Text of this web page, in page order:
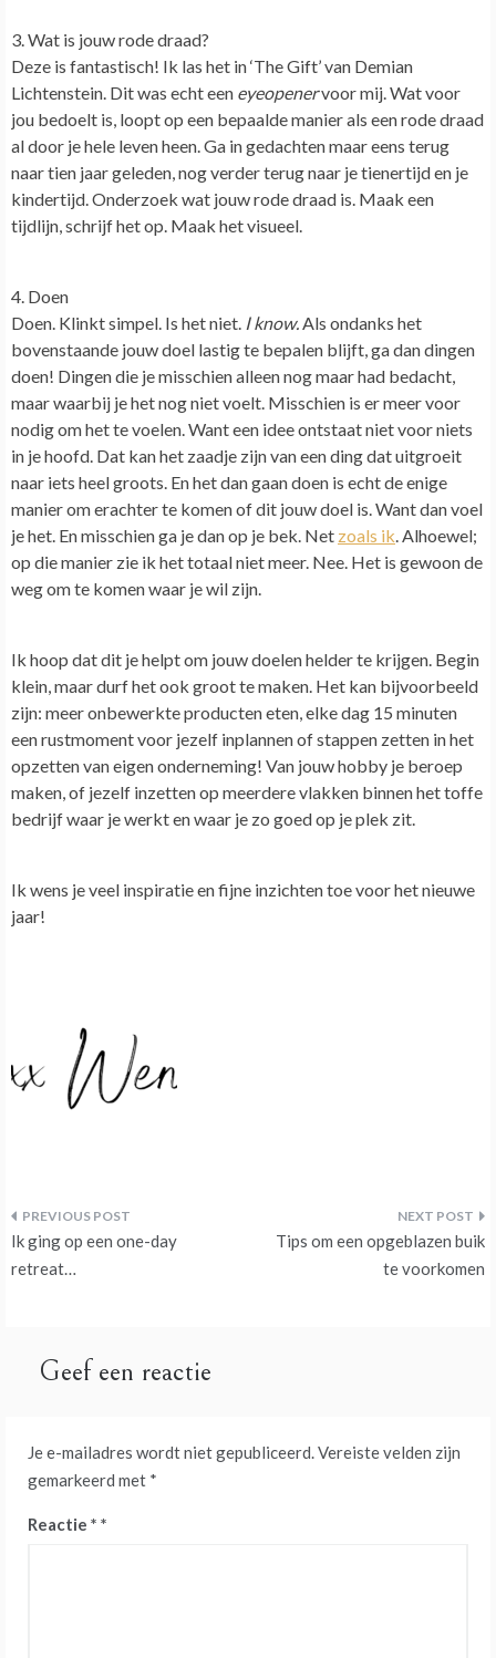
3. Wat is jouw rode draad?
Deze is fantastisch! Ik las het in ‘The Gift’ van Demian
Lichtenstein. Dit was echt een eyeopenervoor mij.Wat voor
jou bedoelt is, loopt op een bepaalde manier als een rode draad
al door je hele leven heen.Ga in gedachten maar eens terug
naar tien jaar geleden, nog verder terug naar je tienertijd en je
kindertijd. Onderzoek wat jouw rode draad is. Maak een
tijdlijn, schrijf het op. Maak het visueel.
4. Doen
Doen. Klinkt simpel. Is het niet. I know.Als ondanks het
bovenstaande jouw doel lastig te bepalen blijft, ga dan dingen
doen! Dingen die je misschien alleen nog maar had bedacht,
maar waarbij je het nog niet voelt. Misschien is er meer voor
nodig om het te voelen.Want een idee ontstaat niet voor niets
in je hoofd. Dat kan het zaadje zijn van een ding dat uitgroeit
naar iets heel groots. En het dan gaan doen is echt de enige
manier om erachter te komen of dit jouw doel is. Want dan voel
je het. En misschien ga je dan op je bek. Net zoals ik. Alhoewel;
op die manier zie ik het totaal niet meer. Nee. Het is gewoon de
weg om te komen waar je wil zijn.
Ik hoop dat dit je helpt om jouw doelen helder te krijgen. Begin
klein, maar durf het ook groot te maken. Het kan bijvoorbeeld
zijn: meer onbewerkte producten eten, elke dag 15 minuten
een rustmoment voor jezelf inplannen of stappen zetten in het
opzetten van eigen onderneming! Van jouw hobby je beroep
maken, of jezelf inzetten op meerdere vlakken binnen het toffe
bedrijf waar je werkt en waar je zo goed op je plek zit.
Ik wens je veel inspiratie en fijne inzichten toe voor het nieuwe
jaar!
Bericht
navigatie
Ik ging op een one-day
retreat…
Tips om een opgeblazen buik
te voorkomen
Geef een reactie
Je e-mailadres wordt niet gepubliceerd.Vereiste velden zijn
gemarkeerd met *
Reactie *